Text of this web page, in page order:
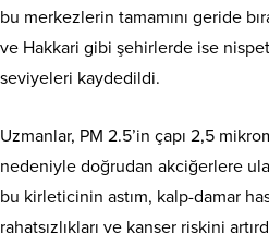
bu merkezlerin tamamını geride
ve Hakkari gibi şehirlerde ise
seviyeleri kaydedildi.
Uzmanlar, PM 2.5’in çapı 2,5
nedeniyle doğrudan akciğerlere
bu kirleticinin astım, kalp-damar
rahatsızlıkları ve kanser riskini